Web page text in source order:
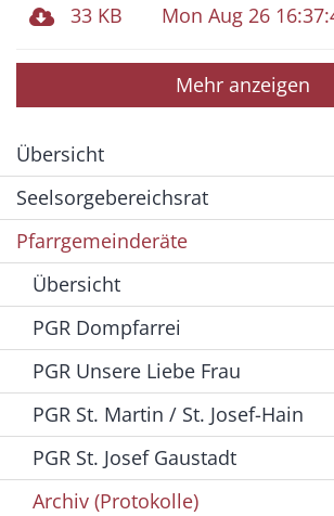
33 KB
Mon Aug 26
Mehr anzeigen
Übersicht
Seelsorgebereichsrat
Pfarrgemeinderäte
Übersicht
PGR Dompfarrei
PGR Unsere Liebe Frau
PGR St. Martin / St. Josef-Hain
PGR St. Josef Gaustadt
Archiv (Protokolle)